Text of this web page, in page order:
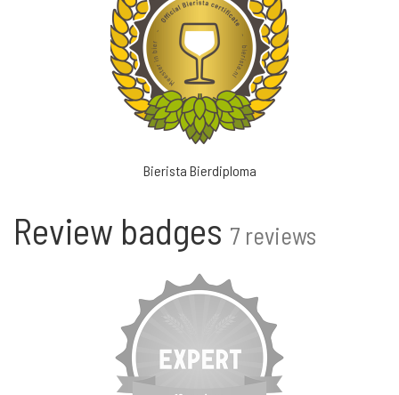
Bierista Bierdiploma
Review badges 7 reviews